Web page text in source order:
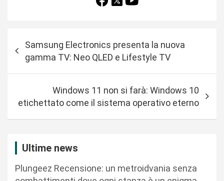
a
Samsung Electronics presenta la nuova
gamma TV: Neo QLED e Lifestyle TV
Windows 11 non si farà: Windows 10
etichettato come il sistema operativo eterno
Ultime news
Plungeez Recensione: un metroidvania senza